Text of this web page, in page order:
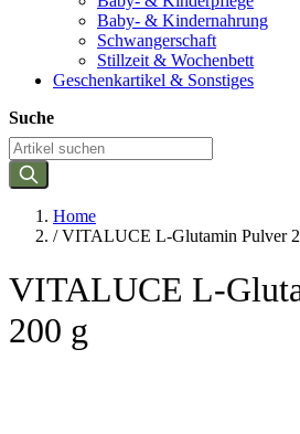
Baby- & Kindernahrung
Schwangerschaft
Stillzeit & Wochenbett
Geschenkartikel & Sonstiges
Suche
Home
/ VITALUCE L-Glutamin Pulver
VITALUCE L-
200 g